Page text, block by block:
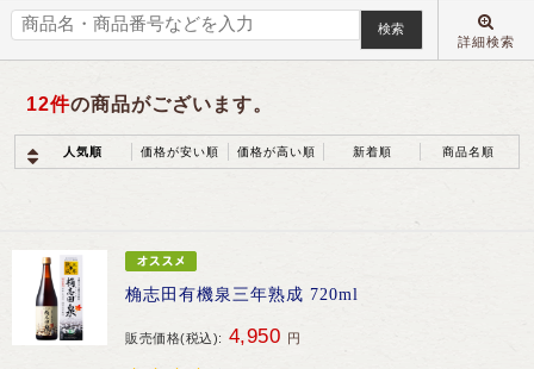
お買い物ガイド 桷志田のこだわり
詳細検索
12件の商品がございます。
人気順 価格が安い順 価格が高い順 新着順 商品名順
桷志田有機泉三年熟成 720ml
販売価格(税込): 4,950 円